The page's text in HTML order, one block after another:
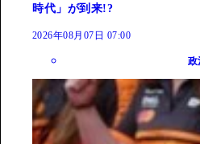
時代」が到来!?
2026年08月07日 07:00
政